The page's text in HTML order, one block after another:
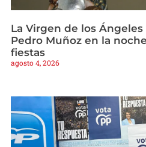
La Virgen de los
Pedro Muñoz en la
fiestas
agosto 4, 2026